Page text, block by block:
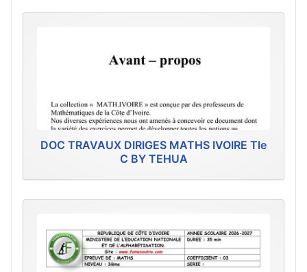
DOC TRAVAUX DIRIGES MATHS IVOIRE Tle
C BY TEHUA